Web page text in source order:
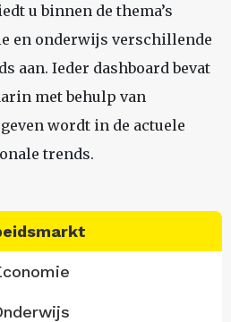
u binnen de thema’s
en onderwijs verschillende
aan. Ieder dashboard bevat
met behulp van
wordt in de actuele
trends.